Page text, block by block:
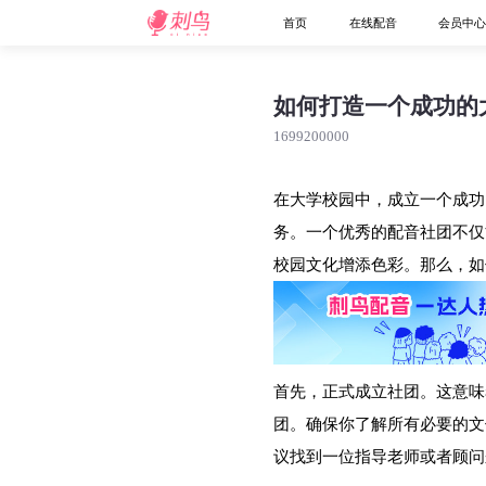
首页 在线配音 会员中心
如何打造一个成功
1699200000
在大学校园中，成立一个成
务。一个优秀的配音社团不
校园文化增添色彩。那么，
首先，正式成立社团。这意
团。确保你了解所有必要的
议找到一位指导老师或者顾